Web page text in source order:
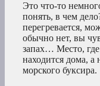
Это что-то
понять, в чем
перегревается,
обычно нет, вы
запах… Место,
находится дома,
морского буксира.